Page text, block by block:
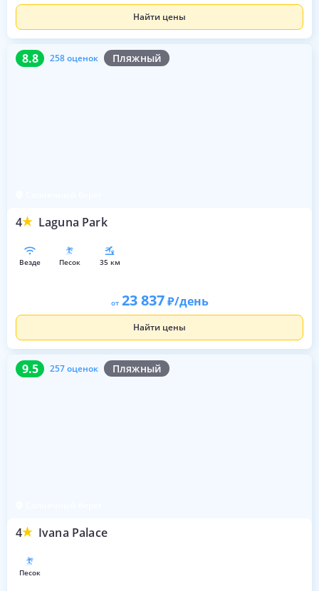
Найти цены
8.8 258 оценок Пляжный
4 Laguna Park
8.8 258 оценок
везде песок 35 км
от 23 837 /день
Найти цены
9.5 257 оценок Пляжный
4 Ivana Palace
9.5 257 оценок
песок